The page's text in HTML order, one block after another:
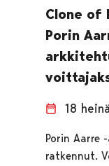
Clone of
Porin
18
Porin Aarre
ratkennut.